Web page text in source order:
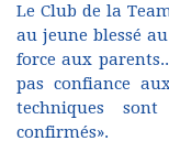
Le Club de la
au jeune blessé
force aux
pas confiance
techniques
confirmés».